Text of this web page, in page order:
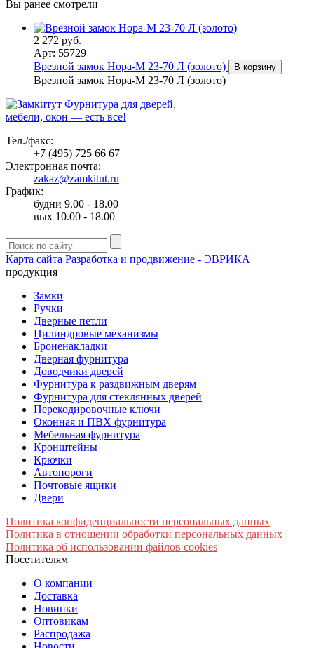
Вы ранее смотрели
2 272 руб.
Арт: 55729
Врезной замок Нора-М 23-70 Л (золото)
В корзину
Врезной замок Нора-М 23-70 Л (золото)
Фурнитура для дверей,
мебели, окон — есть все!
Тел./факс:
+7 (495) 725 66 67
Электронная почта:
zakaz@zamkitut.ru
График:
будни 9.00 - 18.00
вых 10.00 - 18.00
Карта сайта Разработка и продвижение - ЭВРИКА
продукция
Замки
Ручки
Дверные петли
Цилиндровые механизмы
Броненакладки
Дверная фурнитура
Доводчики дверей
Фурнитура к раздвижным дверям
Фурнитура для стеклянных дверей
Перекодировочные ключи
Оконная и ПВХ фурнитура
Мебельная фурнитура
Кронштейны
Крючки
Автопороги
Почтовые ящики
Двери
Политика конфиденциальности персональных данных
Политика в отношении обработки персональных данных
Политика об использовании файлов cookies
Посетителям
О компании
Доставка
Новинки
Оптовикам
Распродажа